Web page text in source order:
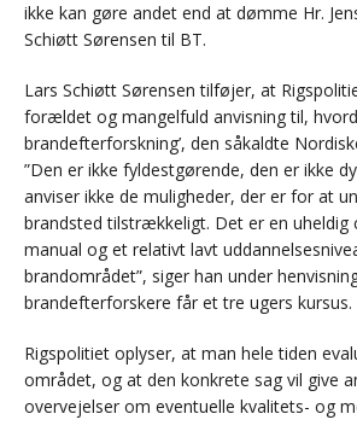
ikke kan gøre andet end at dømme Hr.
Schiøtt Sørensen til BT.
Lars Schiøtt Sørensen tilføjer, at
forældet og mangelfuld anvisning til,
brandefterforskning’, den såkaldte
”Den er ikke fyldestgørende, den er ikke
anviser ikke de muligheder, der er for at
brandsted tilstrækkeligt. Det er en uheldig
manual og et relativt lavt
brandområdet”, siger han under
brandefterforskere får et tre ugers kursus.
Rigspolitiet oplyser, at man hele tiden
området, og at den konkrete sag vil give
overvejelser om eventuelle kvalitets- og